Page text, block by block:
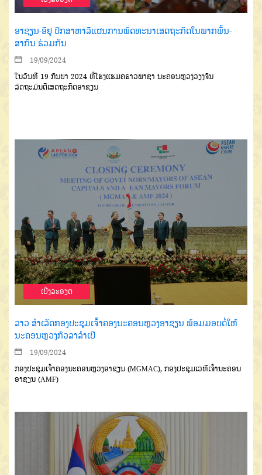
ອາຊຽນ-ອີຢູ ປຶກສາຫາລືແຜນການພັດທະນາເສດຖະກິດໃນພາກພື້ນ-
ສາກົນ ຮ່ວມກັນ
19/09/2024
ໃນວັນທີ 19 ກັນຍາ 2024 ທີ່ໂຮງແຮມຄຣາວພາຊາ ນະຄອນຫຼວງວຽງຈັນ
ລັດຖະມົນຕີເສດຖະກິດອາຊຽນ
ເບີ່ງລະອຽດ
ລາວ ສໍາເລັດກອງປະຊຸມເຈົ້າຄອງນະຄອນຫຼວງອາຊຽນ ພ້ອມມອບຕໍ່ໃຫ້
ນະຄອນຫຼວງກົວລາລໍາເປີ
19/09/2024
ກອງປະຊຸມເຈົ້າຄອງນະຄອນຫຼວງອາຊຽນ (MGMAC), ກອງປະຊຸມເວທີເຈົ້ານະຄອນ
ອາຊຽນ (AMF)